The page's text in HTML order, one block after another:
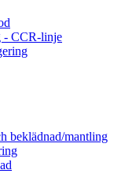
- CCR-linje
beklädnad/mantling